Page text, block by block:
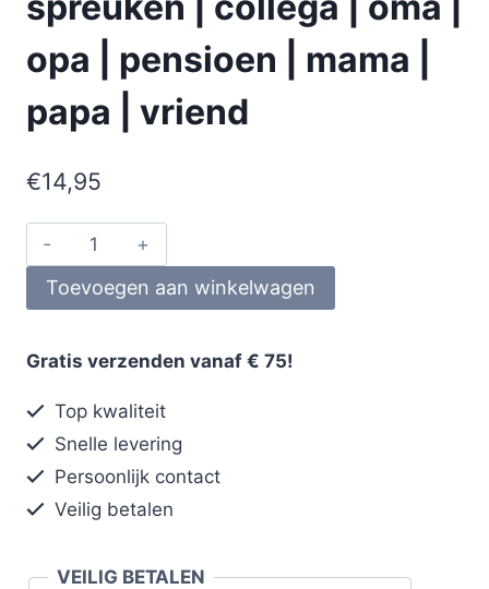
opa | pensioen | mama |
papa | vriend
€14,95
Toevoegen aan winkelwagen
Gratis verzenden vanaf € 75!
Top kwaliteit
Snelle levering
Persoonlijk contact
Veilig betalen
VEILIG BETALEN